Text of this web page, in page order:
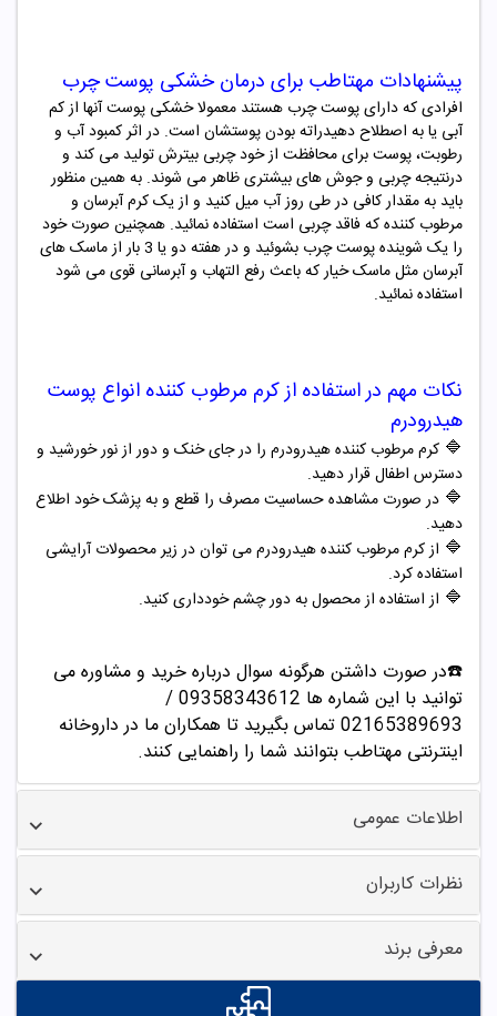
پیشنهادات مهتاطب برای درمان خشکی پوست چرب
افرادی که دارای پوست چرب هستند معمولا خشکی پوست آنها از کم
آبی یا به اصطلاح دهیدراته بودن پوستشان است. در اثر کمبود آب و
رطوبت، پوست برای محافظت از خود چربی بیترش تولید می کند و
درنتیجه چربی و جوش های بیشتری ظاهر می شوند. به همین منظور
باید به مقدار کافی در طی روز آب میل کنید و از یک کرم آبرسان و
مرطوب کننده که فاقد چربی است استفاده نمائید. همچنین صورت خود
را یک شوینده پوست چرب بشوئید و در هفته دو یا 3 بار از ماسک های
آبرسان مثل ماسک خیار که باعث رفع التهاب و آبرسانی قوی می شود
استفاده نمائید.
نکات مهم در استفاده از کرم مرطوب کننده انواع پوست
هیدرودرم
🔷 کرم مرطوب کننده هیدرودرم را در جای خنک و دور از نور خورشید و
دسترس اطفال قرار دهید.
🔷 در صورت مشاهده حساسیت مصرف را قطع و به پزشک خود اطلاع
دهید.
🔷 از کرم مرطوب کننده هیدرودرم می توان در زیر محصولات آرایشی
استفاده کرد.
🔷 از استفاده از محصول به دور چشم خودداری کنید.
☎️در صورت داشتن هرگونه سوال درباره خرید و مشاوره می
توانید با این شماره ها 09358343612 /
02165389693تماس بگیرید تا همکاران ما در داروخانه
اینترنتی مهتاطب بتوانند شما را راهنمایی کنند.
اطلاعات عمومی
نظرات کاربران
معرفی برند